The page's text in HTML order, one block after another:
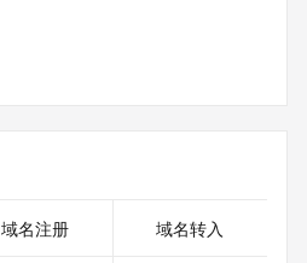
域名注册 域名转入